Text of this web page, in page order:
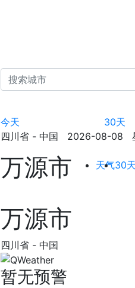
今天 30天
四川省 - 中国 2026-08-08
万源市 天气30
万源市
四川省 - 中国
暂无预警